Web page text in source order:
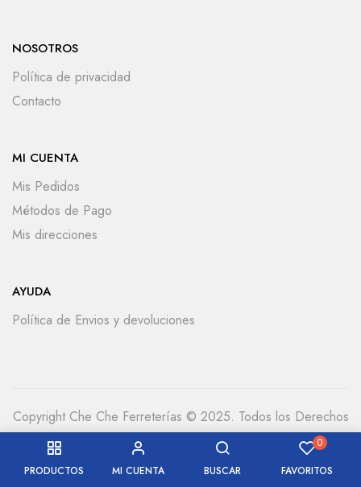
PRODUCTOS MI CUENTA BUSCAR
0
FAVORITOS
NOSOTROS
Política de privacidad
Contacto
MI CUENTA
Mis Pedidos
Métodos de Pago
Mis direcciones
AYUDA
Política de Envios y devoluciones
Copyright Che Che Ferreterías © 2025. Todos los Derechos
Reservados